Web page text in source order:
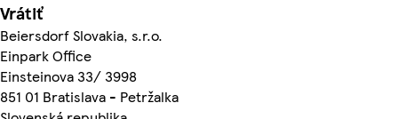
Vrátiť
Beiersdorf Slovakia, s.r.o.
Einpark Office
Einsteinova 33/ 3998
851 01 Bratislava - Petržalka